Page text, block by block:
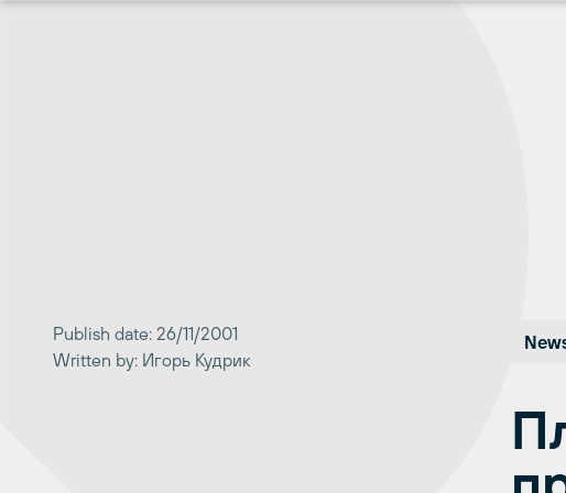
Publish date: 26/11/2001
Written by: Игорь Кудрик